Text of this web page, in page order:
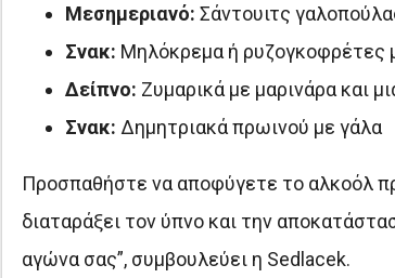
Μεσημεριανό: Σάντουιτς
Σνακ: Μηλόκρεμα ή ρυζογκοφρέτες
Δείπνο: Ζυμαρικά με μαρινάρα και
Σνακ: Δημητριακά πρωινού με γάλα
Προσπαθήστε να αποφύγετε το αλκοόλ
διαταράξει τον ύπνο και την
αγώνα σας”, συμβουλεύει η Sedlacek.